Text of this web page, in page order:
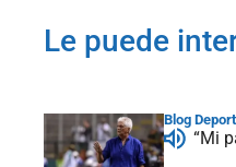
Le puede
Blog
“Mi